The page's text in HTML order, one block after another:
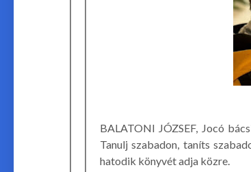
BALATONI JÓZSEF, Jocó
Tanulj szabadon, taníts
hatodik könyvét adja közre.